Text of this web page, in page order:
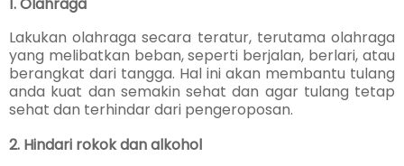
1. Olahraga
Lakukan olahraga secara teratur, terutama olahraga
yang melibatkan beban, seperti berjalan, berlari, atau
berangkat dari tangga. Hal ini akan membantu tulang
anda kuat dan semakin sehat dan agar tulang tetap
sehat dan terhindar dari pengeroposan.
2. Hindari rokok dan alkohol